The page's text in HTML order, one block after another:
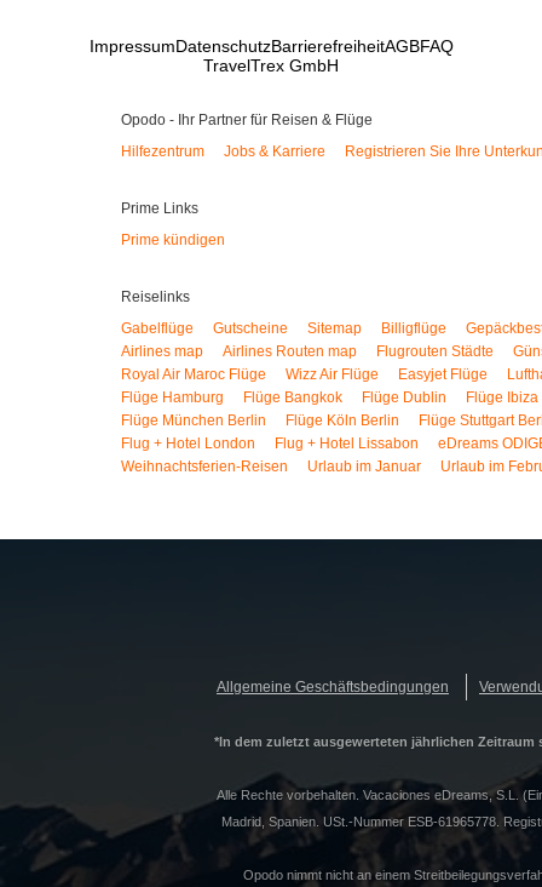
ImpressumDatenschutzBarrierefreiheitAGBFAQ
TravelTrex GmbH